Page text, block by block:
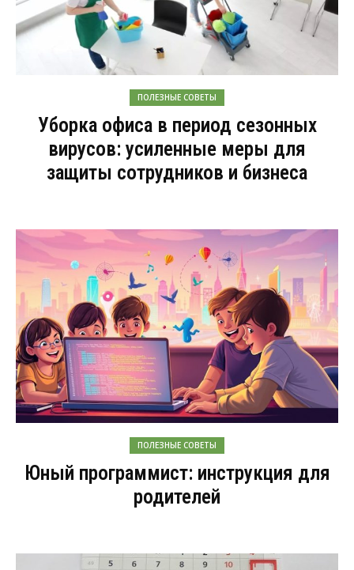
ПОЛЕЗНЫЕ СОВЕТЫ
Уборка офиса в период сезонных
вирусов: усиленные меры для
защиты сотрудников и бизнеса
ПОЛЕЗНЫЕ СОВЕТЫ
Юный программист: инструкция для
родителей